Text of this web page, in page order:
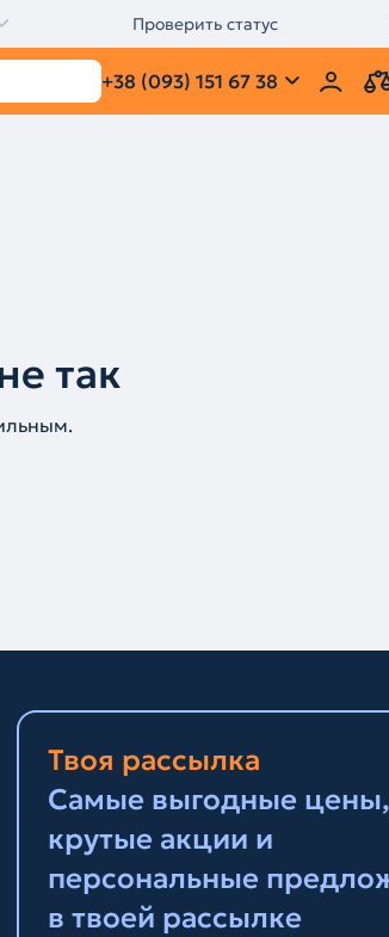
Проверить статус
+38 (093) 151 67 38
так
Твоя рассылка
Самые выгодные цены,
крутые акции и
персональные
в твоей рассылке